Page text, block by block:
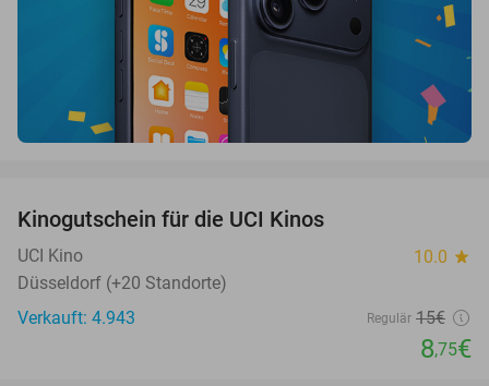
Kinogutschein für die UCI Kinos
UCI Kino 10.0 star
Düsseldorf (+20 Standorte)
Verkauft: 4.943
Regulär 15€
8,75€